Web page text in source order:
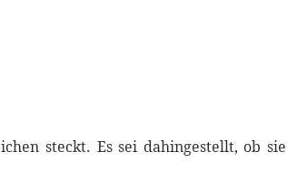
steckt. Es sei dahingestellt, ob sie